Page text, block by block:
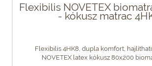
Flexibilis NOVETEX
- kókusz matrac
Flexibilis 4HK8, dupla komfort,
NOVETEX latex kókusz 80x200